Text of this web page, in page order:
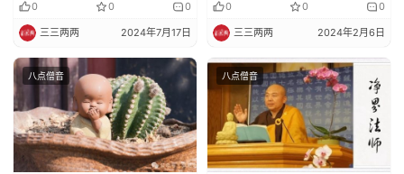
边是同参道友
0 0 0
三三两两 2024年7月17日
0 0 0
三三两两 2024年2月6日
八点僧音 八点僧音